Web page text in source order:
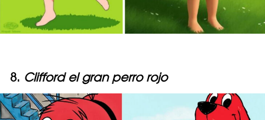
8. Clifford el gran perro rojo